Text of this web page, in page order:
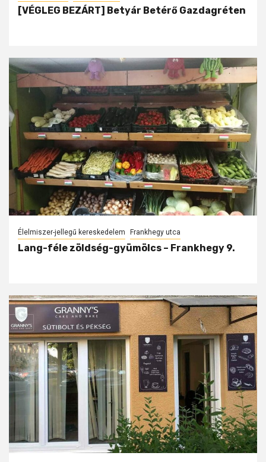
[VÉGLEG BEZÁRT] Betyár Betérő Gazdagréten
Élelmiszer-jellegű kereskedelem Frankhegy utca
Lang-féle zöldség-gyümölcs – Frankhegy 9.